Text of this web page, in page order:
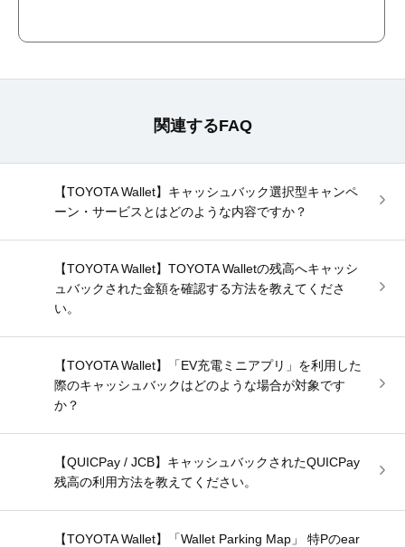
関連するFAQ
【TOYOTA Wallet】キャッシュバック選択型キャンペ
ーン・サービスとはどのような内容ですか？
【TOYOTA Wallet】TOYOTA Walletの残高へキャッシ
ュバックされた金額を確認する方法を教えてくださ
い。
【TOYOTA Wallet】「EV充電ミニアプリ」を利用した
際のキャッシュバックはどのような場合が対象です
か？
【QUICPay / JCB】キャッシュバックされたQUICPay
残高の利用方法を教えてください。
【TOYOTA Wallet】「Wallet Parking Map」 特Pのear